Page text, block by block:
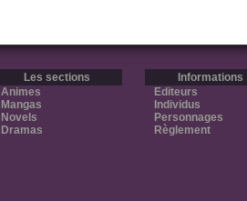
Les sections
Animes
Mangas
Novels
Dramas
Informations
Editeurs
Individus
Personnages
Règlement